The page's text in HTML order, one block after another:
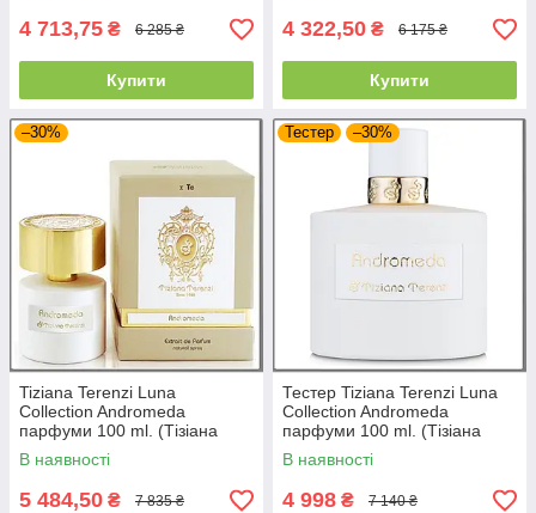
4 713,75 ₴ 6 285 ₴
Купити
4 322,50 ₴ 6 175 ₴
Купити
–30%
Tiziana Terenzi Luna
Collection Andromeda
парфуми 100 ml. (Тізіана
Терензі Місяць колекція
Андромеди)
В наявності
5 484,50 ₴ 7 835 ₴
Тестер –30%
Тестер Tiziana Terenzi Luna
Collection Andromeda
парфуми 100 ml. (Тізіана
Терензі Місяць колекція
Андромеди)
В наявності
4 998 ₴ 7 140 ₴